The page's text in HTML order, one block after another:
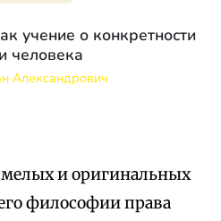
учение о конкретности
человека
Александрович
и оригинальных
философии права